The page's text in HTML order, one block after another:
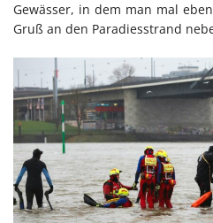
Gewässer, in dem man mal
Gruß an den Paradiesstrand